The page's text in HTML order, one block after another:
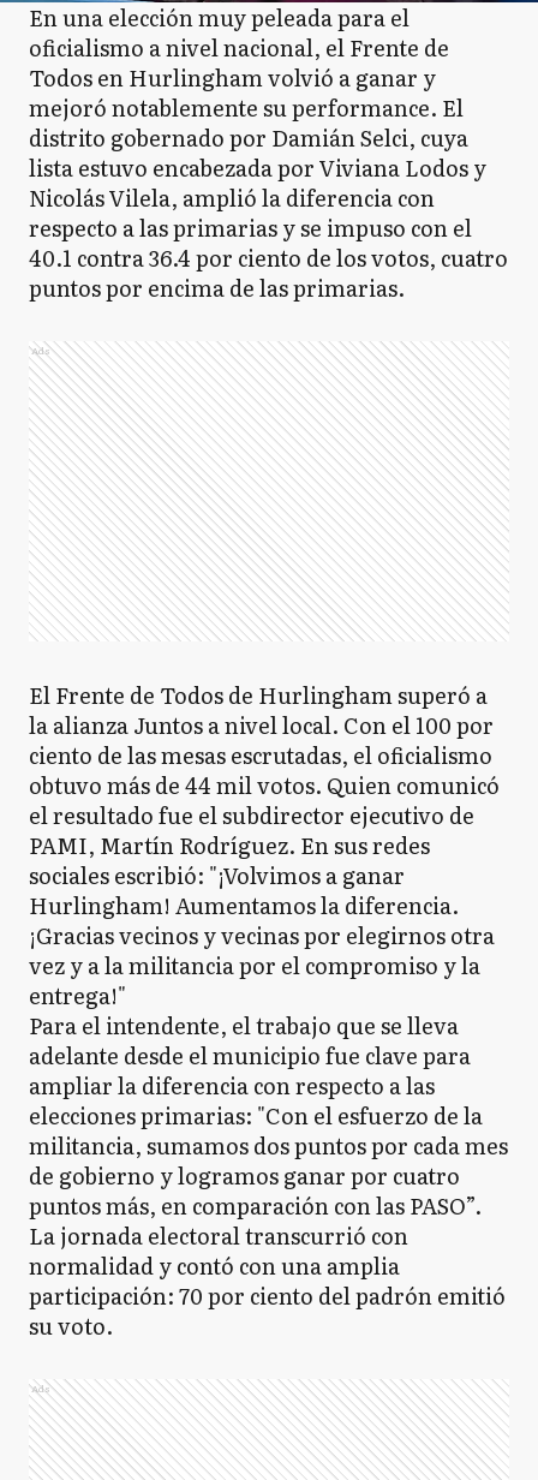
En una elección muy peleada para el
oficialismo a nivel nacional, el Frente de
Todos en Hurlingham volvió a ganar y
mejoró notablemente su performance. El
distrito gobernado por Damián Selci, cuya
lista estuvo encabezada por Viviana Lodos y
Nicolás Vilela, amplió la diferencia con
respecto a las primarias y se impuso con el
40.1 contra 36.4 por ciento de los votos, cuatro
puntos por encima de las primarias.
Ads
El Frente de Todos de Hurlingham superó a
la alianza Juntos a nivel local. Con el 100 por
ciento de las mesas escrutadas, el oficialismo
obtuvo más de 44 mil votos. Quien comunicó
el resultado fue el subdirector ejecutivo de
PAMI, Martín Rodríguez. En sus redes
sociales escribió: "¡Volvimos a ganar
Hurlingham! Aumentamos la diferencia.
¡Gracias vecinos y vecinas por elegirnos otra
vez y a la militancia por el compromiso y la
entrega!"
Para el intendente, el trabajo que se lleva
adelante desde el municipio fue clave para
ampliar la diferencia con respecto a las
elecciones primarias: "Con el esfuerzo de la
militancia, sumamos dos puntos por cada mes
de gobierno y logramos ganar por cuatro
puntos más, en comparación con las PASO”.
La jornada electoral transcurrió con
normalidad y contó con una amplia
participación: 70 por ciento del padrón emitió
su voto.
Ads